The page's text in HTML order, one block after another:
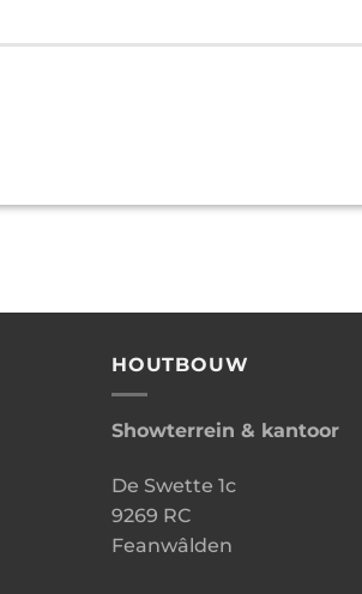
HOUTBOUW
Showterrein & kantoor
De Swette 1c
9269 RC
Feanwâlden